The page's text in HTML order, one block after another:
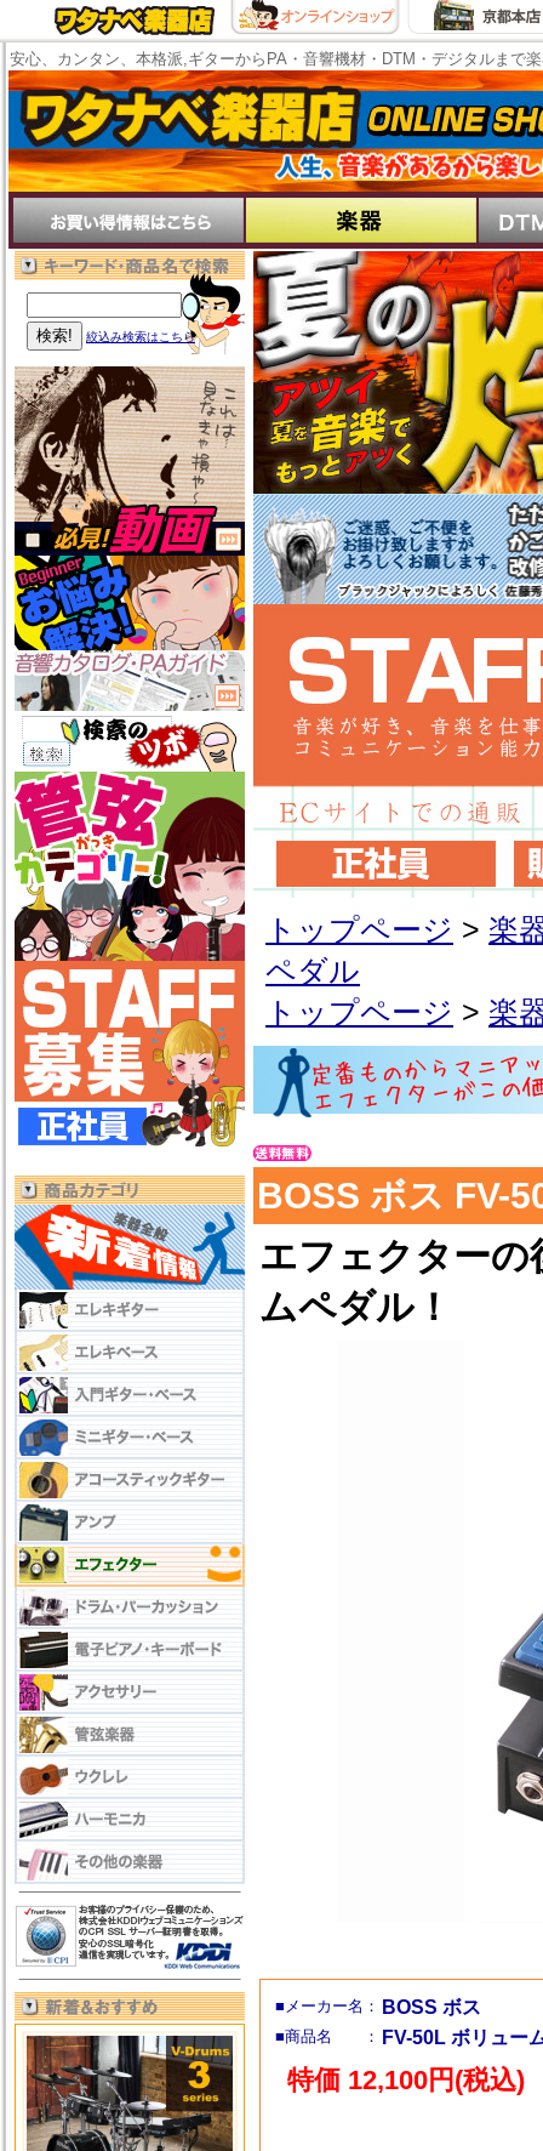
安心、カンタン、本格派,ギターからPA・音響機材・DTM・デジタルまで
絞込み検索はこちら
トップページ > 楽
ペダル
トップページ > 楽
BOSS ボス FV-
エフェクター
ムペダル！
■メーカー名： BOSS ボス
■商品名 ： FV-50L ボリュー
特価 12,100円(税込)